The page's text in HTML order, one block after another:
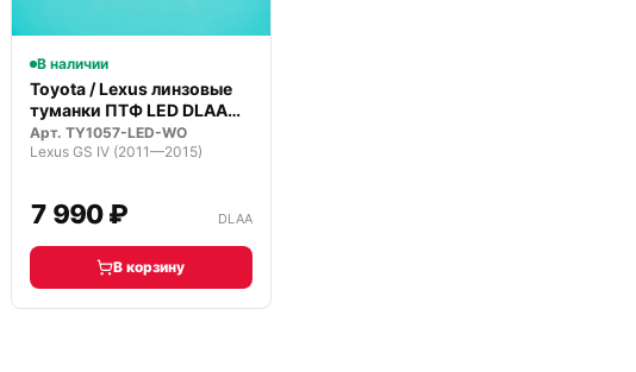
В наличии
Toyota / Lexus линзовые
туманки ПТФ LED DLAA
Prem…
Арт. TY1057-LED-WO
Lexus GS IV (2011—2015)
7 990 ₽ DLAA
В корзину